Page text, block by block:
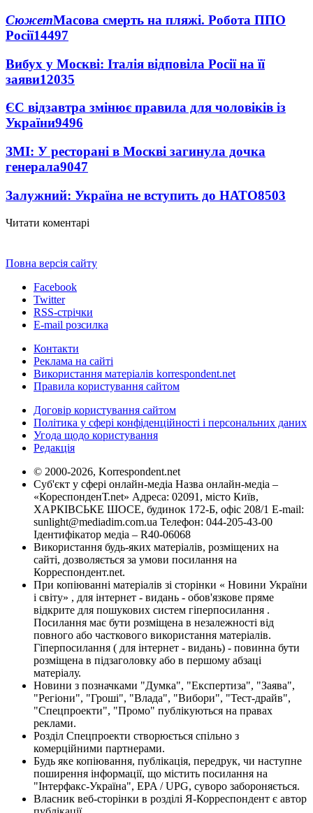
СюжетМасова смерть на пляжі. Робота ППО
Росії14497
Вибух у Москві: Італія відповіла Росії на її
заяви12035
ЄС відзавтра змінює правила для чоловіків із
України9496
ЗМІ: У ресторані в Москві загинула дочка
генерала9047
Залужний: Україна не вступить до НАТО8503
Читати коментарі
Повна версія сайту
Facebook
Twitter
RSS-стрічки
E-mail розсилка
Контакти
Реклама на сайті
Використання матеріалів korrespondent.net
Правила користування сайтом
Договір користування сайтом
Політика у сфері конфіденційності і персональних даних
Угода щодо користування
Редакція
© 2000-2026, Korrespondent.net
Суб'єкт у сфері онлайн-медіа Назва онлайн-медіа –
«КореспонденТ.net» Адреса: 02091, місто Київ,
ХАРКІВСЬКЕ ШОСЕ, будинок 172-Б, офіс 208/1 E-mail:
sunlight@mediadim.com.ua Телефон: 044-205-43-00
Ідентифікатор медіа – R40-06068
Використання будь-яких матеріалів, розміщених на
сайті, дозволяється за умови посилання на
Корреспондент.net.
При копіюванні матеріалів зі сторінки « Новини України
і світу» , для інтернет - видань - обов'язкове пряме
відкрите для пошукових систем гіперпосилання .
Посилання має бути розміщена в незалежності від
повного або часткового використання матеріалів.
Гіперпосилання ( для інтернет - видань) - повинна бути
розміщена в підзаголовку або в першому абзаці
матеріалу.
Новини з позначками "Думка", "Експертиза", "Заява",
"Регіони", "Гроші", "Влада", "Вибори", "Тест-драйв",
"Спецпроекти", "Промо" публікуються на правах
реклами.
Розділ Спецпроекти створюється спільно з
комерційними партнерами.
Будь яке копіювання, публікація, передрук, чи наступне
поширення інформації, що містить посилання на
"Інтерфакс-Україна", EPA / UPG, суворо забороняється.
Власник веб-сторінки в розділі Я-Корреспондент є автор